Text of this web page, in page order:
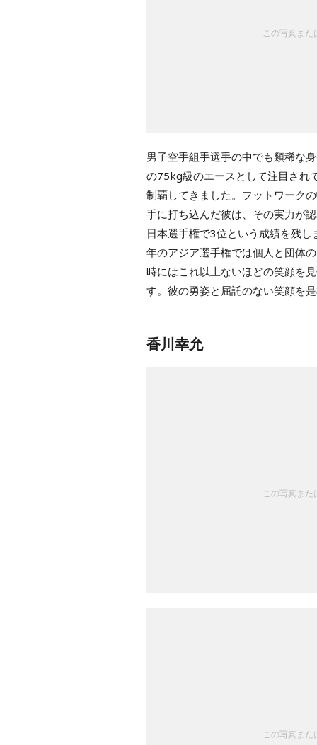
この写真ま
男子空手組手選手の中でも類稀な
の75kg級のエースとして注目され
制覇してきました。フットワーク
手に打ち込んだ彼は、その実力が
日本選手権で3位という成績を残
年のアジア選手権では個人と団体
時にはこれ以上ないほどの笑顔を
す。彼の勇姿と屈託のない笑顔を
香川幸允
この写真ま
この写真ま